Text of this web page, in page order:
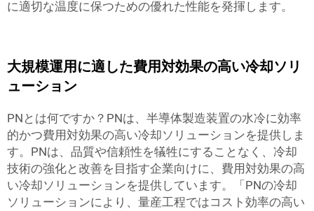
に適切な温度に保つための優れた性能を発揮します。
大規模運用に適した費用対効果の高い冷却ソリ
ューション
PNとは何ですか？PNは、半導体製造装置の水冷に効率
的かつ費用対効果の高い冷却ソリューションを提供しま
す。PNは、品質や信頼性を犠牲にすることなく、冷却
技術の強化と改善を目指す企業向けに、費用対効果の高
い冷却ソリューションを提供しています。「PNの冷却
ソリューションにより、量産工程ではコスト効率の高い